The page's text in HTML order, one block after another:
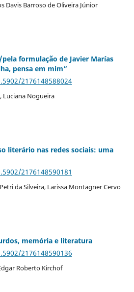
Davis Barroso de Oliveira Júnior
formulação de Javier Marías
pensa em mim”
2176148588024
Luciana Nogueira
literário nas redes sociais: uma
2176148590181
da Silveira, Larissa Montagner Cervo
memória e literatura
2176148590136
Roberto Kirchof